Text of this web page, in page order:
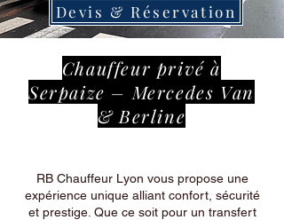
Devis & Réservation
Chauffeur privé à
Serpaize – Mercedes Van
& Berline
RB Chauffeur Lyon vous propose une
expérience unique alliant confort, sécurité
et prestige. Que ce soit pour un transfert